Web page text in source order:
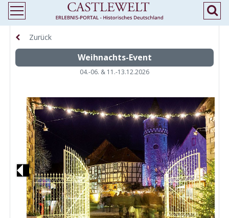
Zurück
Weihnachts-Event
04.-06. & 11.-13.12.2026
Previous